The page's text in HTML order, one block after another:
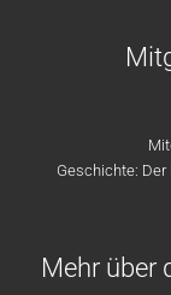
Geschichte:
Mehr über